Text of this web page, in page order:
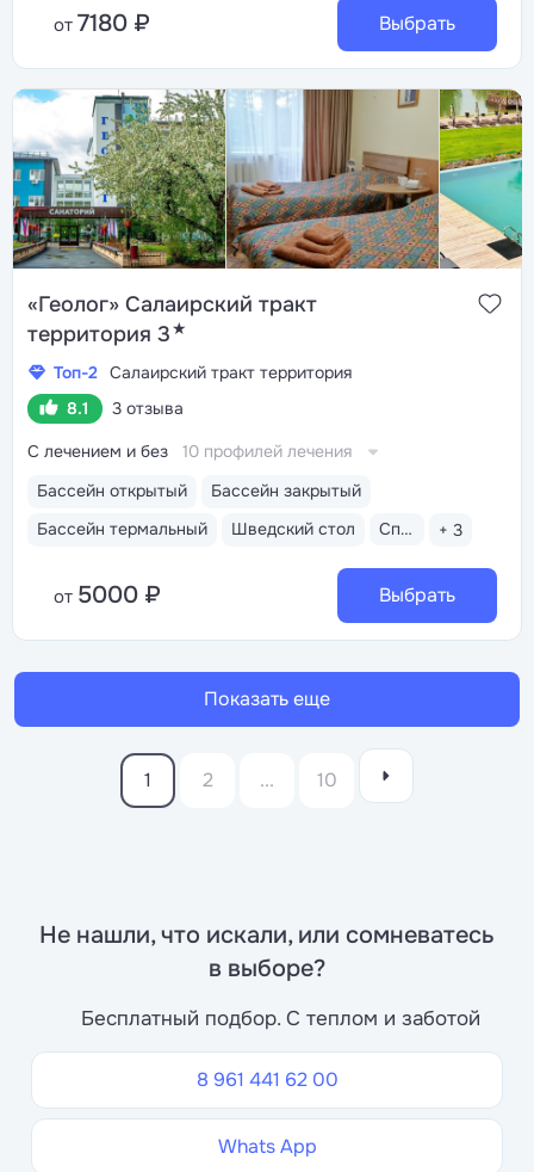
от 7180 ₽ Выбрать
«Геолог» Салаирский тракт
территория 3★
Топ-2 Салаирский тракт территория
8.1
3 отзыва
Бассейн открытый
Бассейн закрытый
Бассейн термальный
Шведский стол Спа-услуги + 3
С лечением и без 10 профилей лечения
от 5000 ₽ Выбрать
Показать еще
1 2 ... 10
Не нашли, что искали, или сомневатесь
в выборе?
Бесплатный подбор. С теплом и заботой
8 961 441 62 00
Whats App